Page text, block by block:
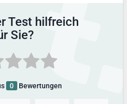
Test hilfreich
Sie?
0 Bewertungen